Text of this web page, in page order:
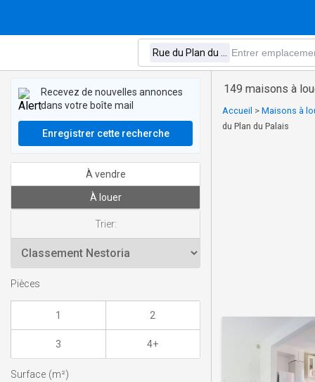
149 maisons à
Accueil > Maisons à
du Plan du Palais
Recevez de nouvelles annonces
dans votre boîte mail
Enregistrer cette recherche
À vendre
À louer
Trier:
Pièces
1 2
3 4+
Surface (m²)